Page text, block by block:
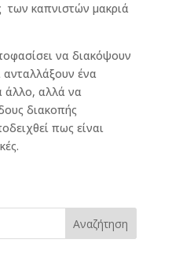
των καπνιστών μακριά
να διακόψουν
ένα
άλλο, αλλά να
διακοπής
πως είναι